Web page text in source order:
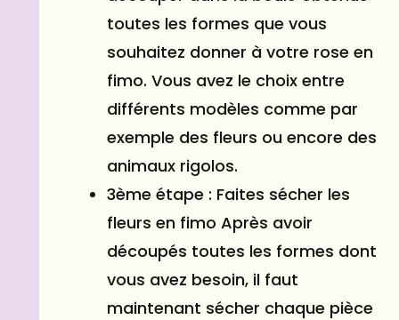
toutes les formes que vous
souhaitez donner à votre rose en
fimo. Vous avez le choix entre
différents modèles comme par
exemple des fleurs ou encore des
animaux rigolos.
3ème étape : Faites sécher les
fleurs en fimo Après avoir
découpés toutes les formes dont
vous avez besoin, il faut
maintenant sécher chaque pièce